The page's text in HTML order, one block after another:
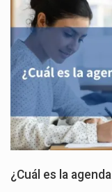
¿Cuál es la